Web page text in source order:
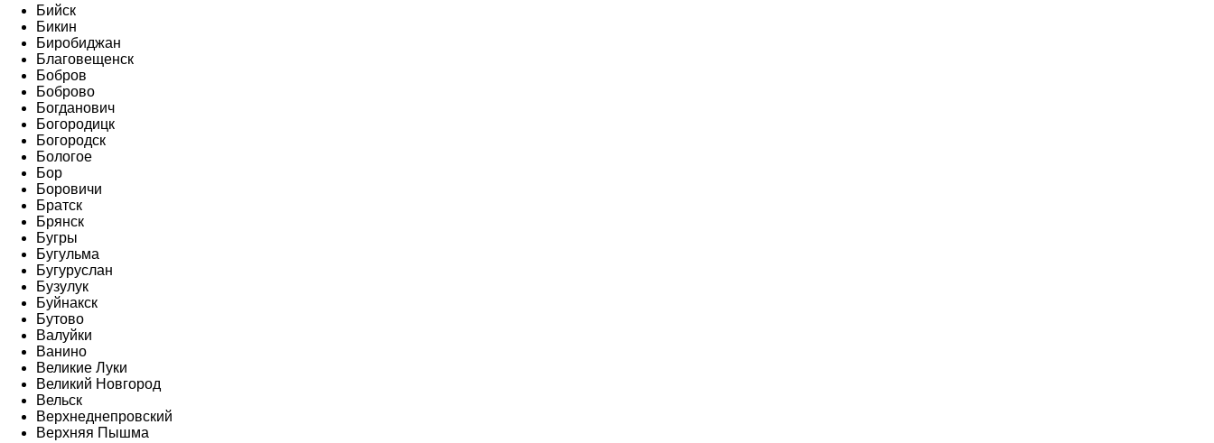
Бийск
Бикин
Биробиджан
Благовещенск
Бобров
Боброво
Богданович
Богородицк
Богородск
Бологое
Бор
Боровичи
Братск
Брянск
Бугры
Бугульма
Бугуруслан
Бузулук
Буйнакск
Бутово
Валуйки
Ванино
Великие Луки
Великий Новгород
Вельск
Верхнеднепровский
Верхняя Пышма